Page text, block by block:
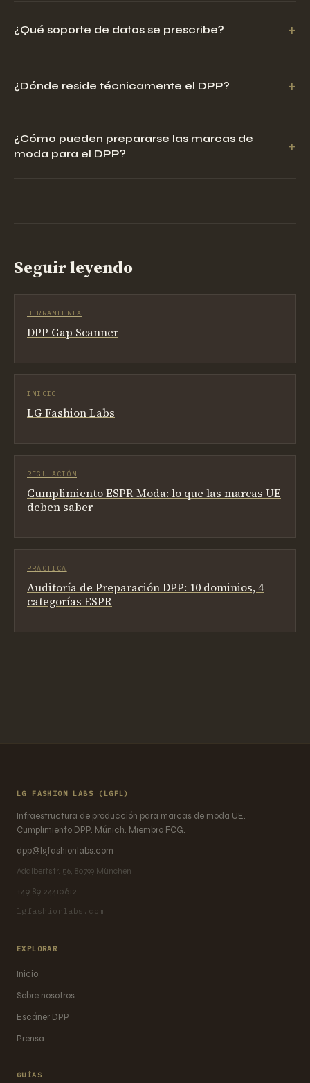
¿Qué soporte de datos se prescribe? +
¿Dónde reside técnicamente el DPP? +
¿Cómo pueden prepararse las marcas de
moda para el DPP?
+
Seguir leyendo
HERRAMIENTA
DPP Gap Scanner
INICIO
LG Fashion Labs
REGULACIÓN
Cumplimiento ESPR Moda: lo que las marcas UE
deben saber
PRÁCTICA
Auditoría de Preparación DPP: 10 dominios, 4
categorías ESPR
LG FASHION LABS (LGFL)
Infraestructura de producción para marcas de moda UE.
Cumplimiento DPP. Múnich. Miembro FCG.
dpp@lgfashionlabs.com
Adalbertstr. 56, 80799 München
+49 89 24410612
lgfashionlabs.com
EXPLORAR
Inicio
Sobre nosotros
Escáner DPP
Prensa
GUÍAS